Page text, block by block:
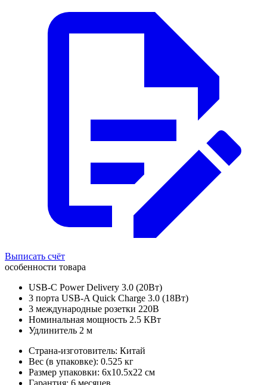
Выписать счёт
особенности товара
USB-C Power Delivery 3.0 (20Вт)
3 порта USB-A Quick Charge 3.0 (18Вт)
3 международные розетки 220В
Номинальная мощность 2.5 КВт
Удлинитель 2 м
Страна-изготовитель: Китай
Вес (в упаковке): 0.525 кг
Размер упаковки: 6x10.5x22 см